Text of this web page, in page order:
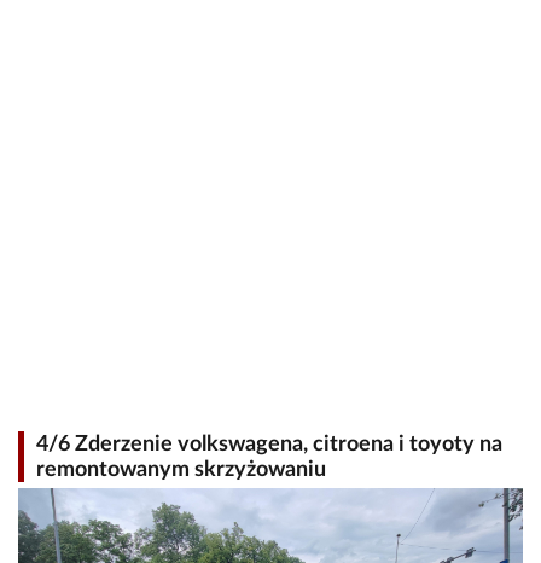
4/6 Zderzenie volkswagena, citroena i toyoty na
remontowanym skrzyżowaniu